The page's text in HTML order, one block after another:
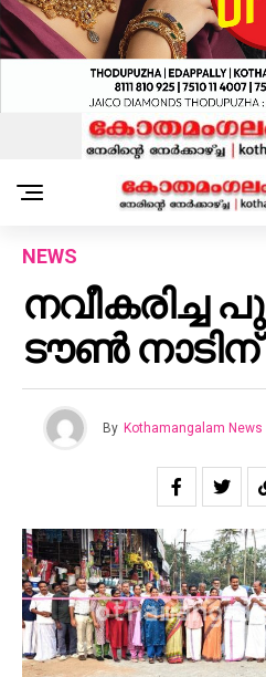
NEWS
നവീകരിച്ച
ടൗൺ നാടിന്
By Kothamangalam News